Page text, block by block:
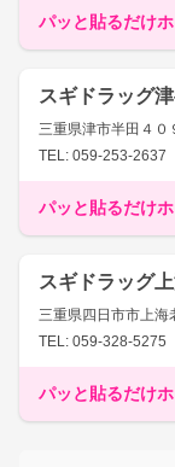
パッと貼るだけ
スギドラッグ
三重県津市半田４０
TEL: 059-253-2637
パッと貼るだけ
スギドラッグ
三重県四日市市上海
TEL: 059-328-5275
パッと貼るだけ